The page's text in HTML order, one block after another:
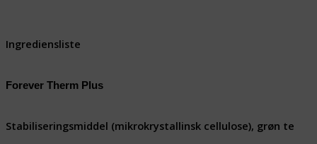
Ingrediensliste
Forever Therm Plus
Stabiliseringsmiddel (mikrokrystallinsk cellulose), grøn te